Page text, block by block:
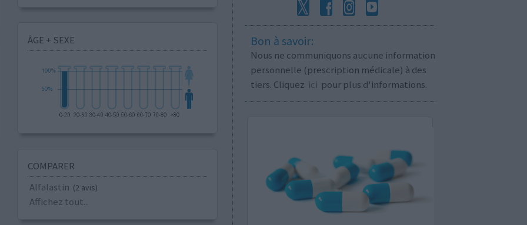
ÂGE + SEXE
COMPARER
Alfalastin (2 avis)
Affichez tout...
Bon à savoir:
Nous ne communiquons aucune information
personnelle (prescription médicale) à des
tiers. Cliquez ici pour plus d'informations.